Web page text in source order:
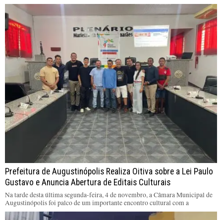
Prefeitura de Augustinópolis Realiza Oitiva sobre a Lei Paulo
Gustavo e Anuncia Abertura de Editais Culturais
Na tarde desta última segunda-feira, 4 de novembro, a Câmara Municipal de
Augustinópolis foi palco de um importante encontro cultural com a